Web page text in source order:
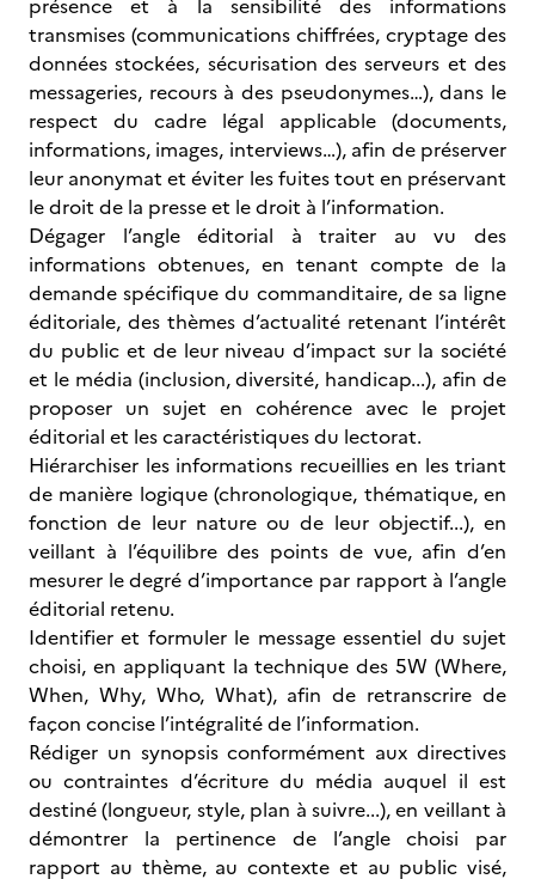
présence et à la sensibilité des informations
transmises (communications chiffrées, cryptage des
données stockées, sécurisation des serveurs et des
messageries, recours à des pseudonymes…), dans le
respect du cadre légal applicable (documents,
informations, images, interviews…), afin de préserver
leur anonymat et éviter les fuites tout en préservant
le droit de la presse et le droit à l’information.
Dégager l’angle éditorial à traiter au vu des
informations obtenues, en tenant compte de la
demande spécifique du commanditaire, de sa ligne
éditoriale, des thèmes d’actualité retenant l’intérêt
du public et de leur niveau d’impact sur la société
et le média (inclusion, diversité, handicap...), afin de
proposer un sujet en cohérence avec le projet
éditorial et les caractéristiques du lectorat.
Hiérarchiser les informations recueillies en les triant
de manière logique (chronologique, thématique, en
fonction de leur nature ou de leur objectif...), en
veillant à l’équilibre des points de vue, afin d’en
mesurer le degré d’importance par rapport à l’angle
éditorial retenu.
Identifier et formuler le message essentiel du sujet
choisi, en appliquant la technique des 5W (Where,
When, Why, Who, What), afin de retranscrire de
façon concise l’intégralité de l’information.
Rédiger un synopsis conformément aux directives
ou contraintes d’écriture du média auquel il est
destiné (longueur, style, plan à suivre...), en veillant à
démontrer la pertinence de l’angle choisi par
rapport au thème, au contexte et au public visé,